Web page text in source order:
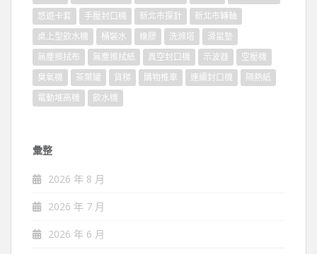
悠遊卡套
手壓封口機 新北市探針
新北市轉軸
桌上型飲水機
桶裝水 橡膠 洗滌塔
滑鼠墊
無塵擦拭布
無塵擦拭紙 真空封口機 示波器
空壓機
臭氧機
茶葉罐 貨梯 購物推車 連續封口機
隔熱紙
電動堆高機
飲水機
彙整
2026 年 8 月
2026 年 7 月
2026 年 6 月